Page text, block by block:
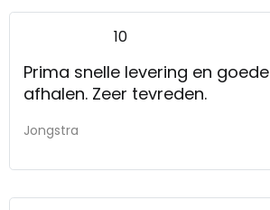
10
Prima snelle levering en
afhalen. Zeer tevreden.
Jongstra